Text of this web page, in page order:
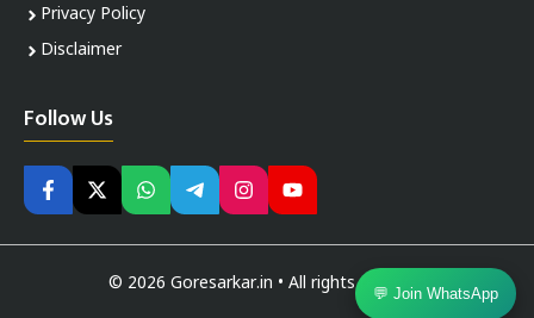
Privacy Policy
Disclaimer
Follow Us
© 2026 Goresarkar.in • All rights reserved
💬 Join WhatsApp